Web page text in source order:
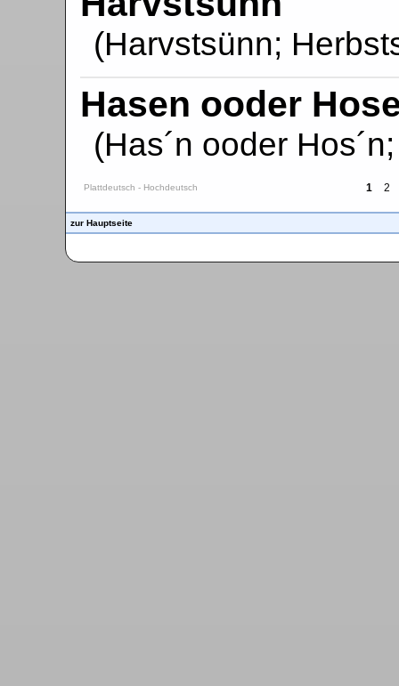
(Harvstsünn;
Hasen ooder
(Has´n ooder
Plattdeutsch - Hochdeutsch 1 2
zur Hauptseite